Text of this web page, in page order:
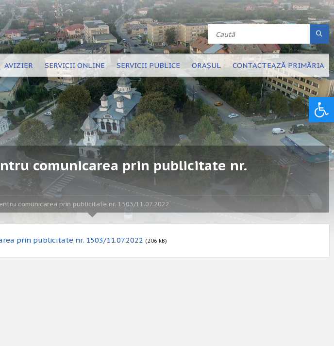
AVIZIER SERVICII ONLINE SERVICII PUBLICE ORAȘUL CONTACTEAZĂ PRIMĂRIA
comunicarea prin publicitate nr.
comunicarea prin publicitate nr. 1503/11.07.2022
prin publicitate nr. 1503/11.07.2022 (206 kB)
Deschide bara de unelte